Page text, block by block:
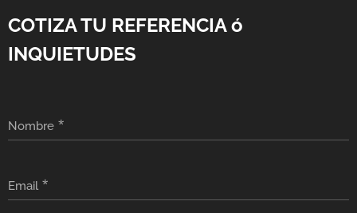
COTIZA TU REFERENCIA ó
INQUIETUDES
Nombre
Email